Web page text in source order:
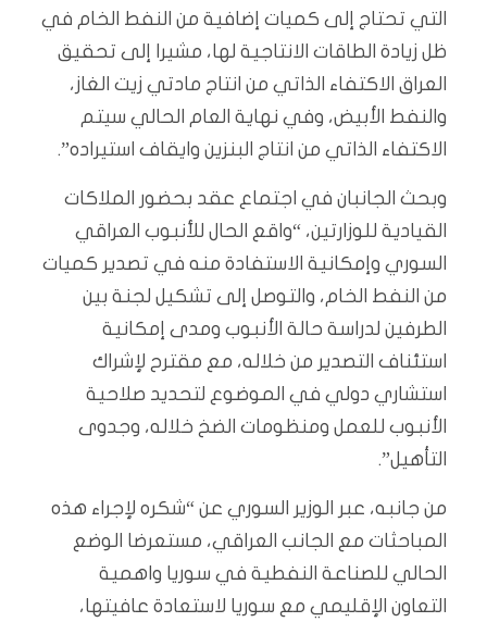
التي تحتاج إلى كميات إضافية من النفط الخام في
ظل زيادة الطاقات الانتاجية لها، مشيرا إلى تحقيق
العراق الاكتفاء الذاتي من انتاج مادتي زيت الغاز،
والنفط الأبيض، وفي نهاية العام الحالي سيتم
الاكتفاء الذاتي من انتاج البنزين وايقاف استيراده”.
وبحث الجانبان في اجتماع عقد بحضور الملاكات
القيادية للوزارتين، “واقع الحال للأنبوب العراقي
السوري وإمكانية الاستفادة منه في تصدير كميات
من النفط الخام، والتوصل إلى تشكيل لجنة بين
الطرفين لدراسة حالة الأنبوب ومدى إمكانية
استئناف التصدير من خلاله، مع مقترح لإشراك
استشاري دولي في الموضوع لتحديد صلاحية
الأنبوب للعمل ومنظومات الضخ خلاله، وجدوى
التأهيل”.
من جانبه، عبر الوزير السوري عن “شكره لإجراء هذه
المباحثات مع الجانب العراقي، مستعرضا الوضع
الحالي للصناعة النفطية في سوريا واهمية
التعاون الإقليمي مع سوريا لاستعادة عافيتها،